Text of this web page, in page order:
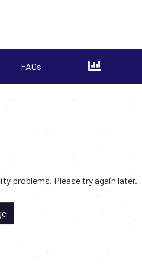
FAQs
problems. Please try again later.